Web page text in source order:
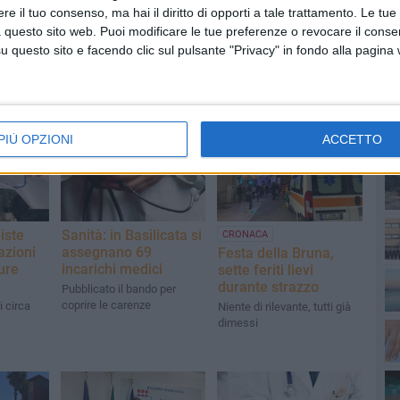
il tuo consenso, ma hai il diritto di opporti a tale trattamento. Le
sito web. Puoi modificare le tue preferenze o revocare il
questo sito e facendo clic sul pulsante "Privacy" in fondo alla pagina
OPZIONI ACCETTO
circa
Sanità: in Basilicata si
assegnano 69
incarichi medici
Pubblicato il bando per
coprire le carenze
CRONACA
Festa della Bruna,
sette feriti lievi
durante strazzo
Niente di rilevante, tutti già
dimessi